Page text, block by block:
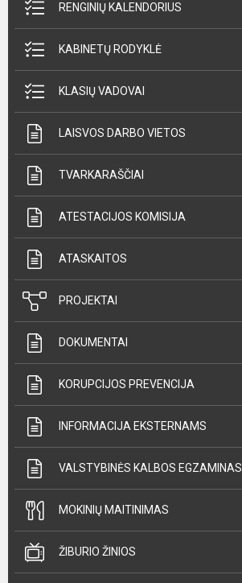
RENGINIŲ KALENDORIUS
KABINETŲ RODYKLĖ
KLASIŲ VADOVAI
LAISVOS DARBO VIETOS
TVARKARAŠČIAI
ATESTACIJOS KOMISIJA
ATASKAITOS
PROJEKTAI
DOKUMENTAI
KORUPCIJOS PREVENCIJA
INFORMACIJA EKSTERNAMS
VALSTYBINĖS KALBOS EGZAMINAS
MOKINIŲ MAITINIMAS
ŽIBURIO ŽINIOS